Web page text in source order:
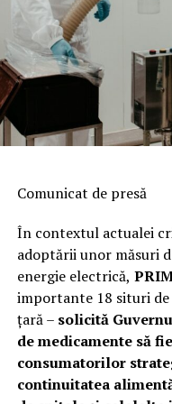
Comunicat de presă
În contextul actualei
adoptării unor măsuri
energie electrică,
importante 18 situri de
ţară – solicită
de medicamente să
consumatorilor
continuitatea